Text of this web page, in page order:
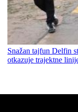
Snažan tajfun Delfin
otkazuje trajektne